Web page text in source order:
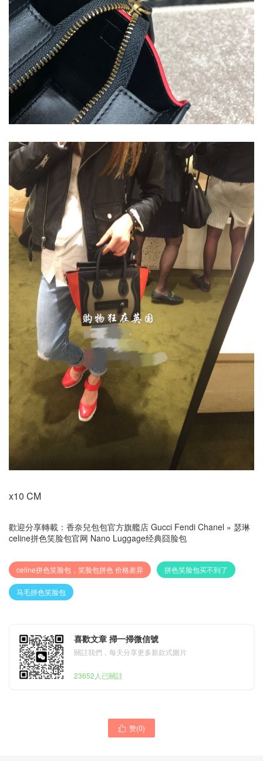
x10 CM
歡迎分享轉載： 香奈兒包包官方旗艦店 Gucci Fendi Chanel » 瑟琳
celine拼色笑脸包官网 Nano Luggage经典囧脸包
celine拼色笑脸包，笑脸包拼色 价格差异 拼色笑脸包买不到了
马毛拼色笑脸包
喜歡文章 掃一掃微信號
關註我們，每天分享更多新款式圖片
23652人已關註
 赞(0)